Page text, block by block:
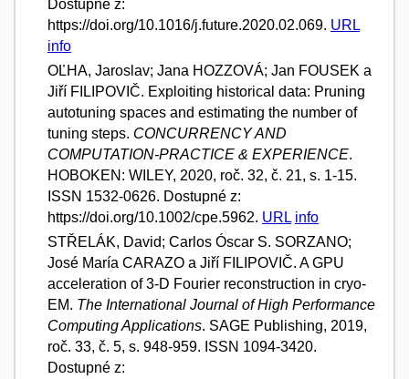
Dostupné z:
https://doi.org/10.1016/j.future.2020.02.069. URL
info
OĽHA, Jaroslav; Jana HOZZOVÁ; Jan FOUSEK a
Jiří FILIPOVIČ. Exploiting historical data: Pruning
autotuning spaces and estimating the number of
tuning steps. CONCURRENCY AND
COMPUTATION-PRACTICE & EXPERIENCE.
HOBOKEN: WILEY, 2020, roč. 32, č. 21, s. 1-15.
ISSN 1532-0626. Dostupné z:
https://doi.org/10.1002/cpe.5962. URL info
STŘELÁK, David; Carlos Óscar S. SORZANO;
José María CARAZO a Jiří FILIPOVIČ. A GPU
acceleration of 3-D Fourier reconstruction in cryo-
EM. The International Journal of High Performance
Computing Applications. SAGE Publishing, 2019,
roč. 33, č. 5, s. 948-959. ISSN 1094-3420.
Dostupné z: